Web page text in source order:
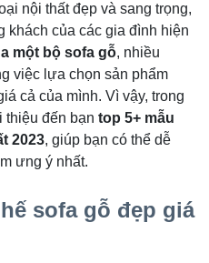
nội thất đẹp và sang trọng,
khách của các gia đình hiện
một bộ sofa gỗ, nhiều
việc lựa chọn sản phẩm
cả của mình. Vì vậy, trong
thiệu đến bạn top 5+ mẫu
2023, giúp bạn có thể dễ
ưng ý nhất.
sofa gỗ đẹp giá